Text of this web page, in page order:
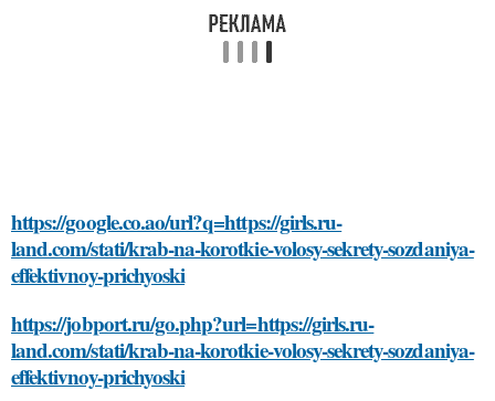
https://google.co.ao/url?q=https://girls.ru-
land.com/stati/krab-na-korotkie-volosy-sekrety-sozdaniya-
effektivnoy-prichyoski
https://jobport.ru/go.php?url=https://girls.ru-
land.com/stati/krab-na-korotkie-volosy-sekrety-sozdaniya-
effektivnoy-prichyoski